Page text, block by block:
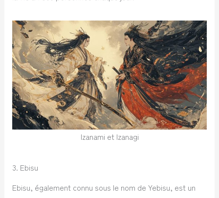
Izanami et Izanagi
3. Ebisu
Ebisu, également connu sous le nom de Yebisu, est un